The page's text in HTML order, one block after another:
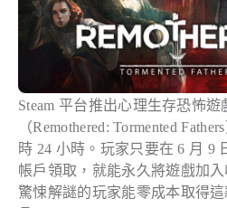
Steam 平台推出心理生存恐怖遊
（Remothered: Tormented
時 24 小時。玩家只要在 6 月 9
帳戶領取，就能永久將遊戲加
驚悚解謎的玩家能零成本取得